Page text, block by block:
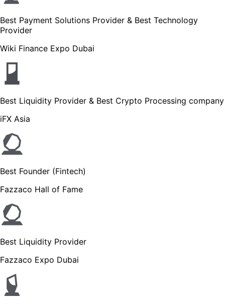
Best Payment Solutions Provider & Best Technology
Provider
Wiki Finance Expo Dubai
Best Liquidity Provider & Best Crypto Processing company
iFX Asia
Best Founder (Fintech)
Fazzaco Hall of Fame
Best Liquidity Provider
Fazzaco Expo Dubai